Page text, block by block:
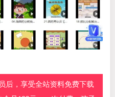
后，享受全站资料免费下载